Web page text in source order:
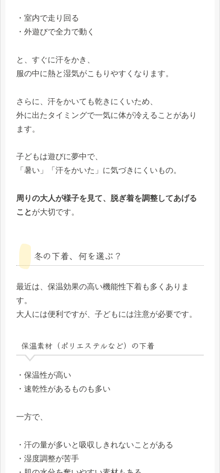
・室内で走り回る
・外遊びで全力で動く
と、すぐに汗をかき、
服の中に熱と湿気がこもりやすくなります。
さらに、汗をかいても乾きにくいため、
外に出たタイミングで一気に体が冷えることがあり
ます。
子どもは遊びに夢中で、
「暑い」「汗をかいた」に気づきにくいもの。
周りの大人が様子を見て、脱ぎ着を調整してあげる
ことが大切です。
冬の下着、何を選ぶ？
最近は、保温効果の高い機能性下着も多くありま
す。
大人には便利ですが、子どもには注意が必要です。
保温素材（ポリエステルなど）の下着
・保温性が高い
・速乾性があるものも多い
一方で、
・汗の量が多いと吸収しきれないことがある
・湿度調整が苦手